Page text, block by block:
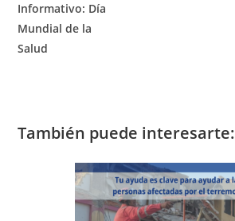
Informativo: Día
Mundial de la
Salud
También puede interesarte: